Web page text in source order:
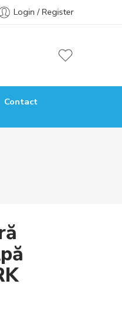
Login / Register
Contact